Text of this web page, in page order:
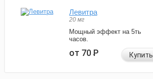
Левитра
20 мг
Мощный эффект на 5ть
часов.
от 70Р Купить